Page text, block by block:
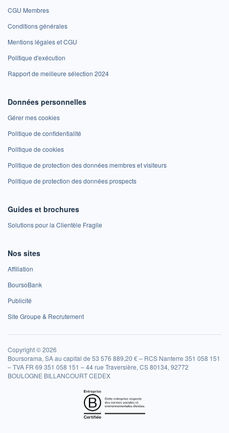
CGU Membres
Conditions générales
Mentions légales et CGU
Politique d'exécution
Rapport de meilleure sélection 2024
Données personnelles
Gérer mes cookies
Politique de confidentialité
Politique de cookies
Politique de protection des données membres et visiteurs
Politique de protection des données prospects
Guides et brochures
Solutions pour la Clientèle Fragile
Nos sites
Affiliation
BoursoBank
Publicité
Site Groupe & Recrutement
Copyright © 2026
Boursorama, SA au capital de 53 576 889,20 € – RCS Nanterre 351 058 151
– TVA FR 69 351 058 151 – 44 rue Traversière, CS 80134, 92772
BOULOGNE BILLANCOURT CEDEX